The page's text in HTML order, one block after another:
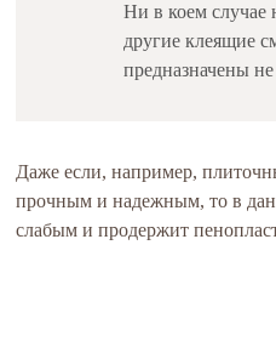
Ни в коем случае
другие клеящие
предназначены
Даже если, например,
прочным и надежным, то в
слабым и продержит